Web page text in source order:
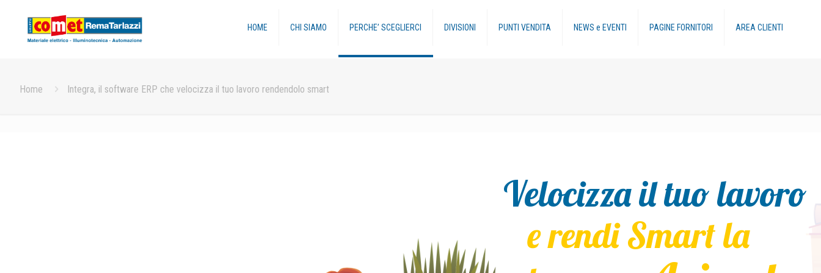
HOME CHI SIAMO PERCHE’ SCEGLIERCI DIVISIONI PUNTI VENDITA NEWS e EVENTI PAGINE FORNITORI AREA CLIENTI
Home Integra, il software ERP che velocizza il tuo lavoro rendendolo smart
Velocizza il tuo lavoro
e rendi Smart la